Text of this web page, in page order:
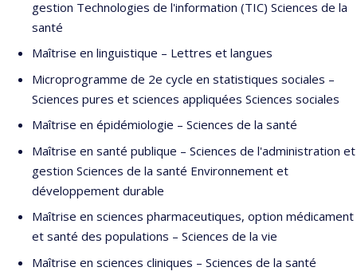
économiques, Majeure en mathématiques (Great
Distinctions), Mineure en littérature française (Université
McGill)
gestion Technologies de l'information (TIC) Sciences de la
santé
Maîtrise en linguistique – Lettres et langues
Microprogramme de 2e cycle en statistiques sociales –
Sciences pures et sciences appliquées Sciences sociales
Maîtrise en épidémiologie – Sciences de la santé
Maîtrise en santé publique – Sciences de l'administration et
gestion Sciences de la santé Environnement et
développement durable
Maîtrise en sciences pharmaceutiques, option médicament
et santé des populations – Sciences de la vie
Maîtrise en sciences cliniques – Sciences de la santé